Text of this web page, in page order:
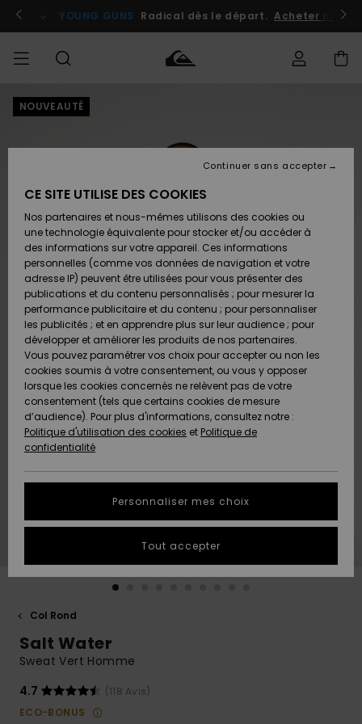
l'information
le
Se connecter / s'inscrire
YOUNG GUNS Radical dès le départ. Acheter
HOMME
Chaussures
& Tongs
Surf
Snow
Nouveautés
A
Découvrir
Chaussures
& Tongs
Surf
Snow
Nouveautés
A
Découvrir
FEMME
A
Découvrir
Snow
SURF
Homme
Surf
Shop
Enfant
Highlights
Communauté
SNOW
Homme
Snow
Shop
Enfant
Snow
Shop
Femme
A
Découvrir
Communauté
OUTLET
Enfant
Outlet
Femme
AIDE &
CONTACT
Retours
Paiement
Carte
Cadeau
Quiksilver
Freedom
Protection
des
tailles
conversation
à votre
Démarrer
MAGASINS
QUIKSILVER
NOUVEAUTÉ
Col Rond
Salt Water
Sweat Vert Homme
4.7
(118 Avis)
ECO-BONUS
CE SITE UTILISE DES COOKIES
Nos partenaires et nous-mêmes utilisons des cookies ou
une technologie équivalente pour stocker et/ou accéder à
des informations sur votre appareil. Ces informations
personnelles (comme vos données de navigation et votre
adresse IP) peuvent être utilisées pour vous présenter des
publications et du contenu personnalisés ; pour mesurer la
performance publicitaire et du contenu ; pour personnaliser
les publicités ; et en apprendre plus sur leur audience ; pour
développer et améliorer les produits de nos partenaires.
Vous pouvez paramétrer vos choix pour accepter ou non les
cookies soumis à votre consentement, ou vous y opposer
lorsque les cookies concernés ne relèvent pas de votre
consentement (tels que certains cookies de mesure
d’audience). Pour plus d'informations, consultez notre :
Politique d'utilisation des cookies et Politique de
confidentialité
Personnaliser mes choix
Continuer sans accepter
Tout accepter